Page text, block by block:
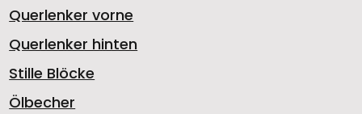
Querlenker vorne
Querlenker hinten
Stille Blöcke
Ölbecher